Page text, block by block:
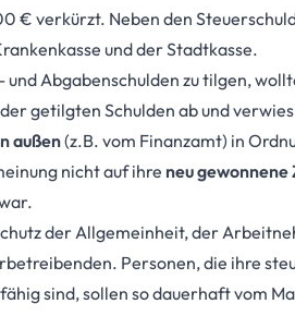
€ verkürzt. Neben den
und der Stadtkasse.
Abgabenschulden zu tilgen,
getilgten Schulden ab und
außen(z.B. vom Finanzamt) in
nicht auf ihre neu
der Allgemeinheit, der
Personen, die ihre
sind, sollen so dauerhaft vom